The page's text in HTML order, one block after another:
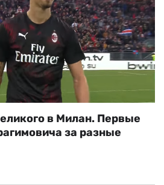
в Милан. Первые
за разные